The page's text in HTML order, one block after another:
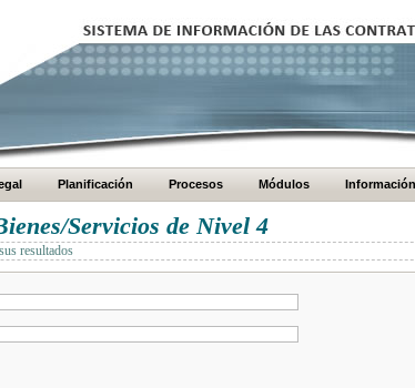
Planificación Procesos Módulos Información
Servicios de Nivel 4
resultados